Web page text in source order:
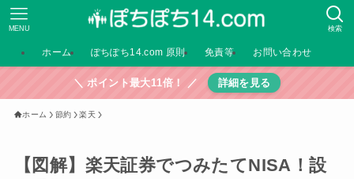
検索
MENU
ホーム ぽちぽち14.com 原則 免責等 お問い合わせ
＼ ポイント最大11倍！ ／ 詳細を見る
ホーム 節約 楽天
【図解】楽天証券でつみたてNISA！設